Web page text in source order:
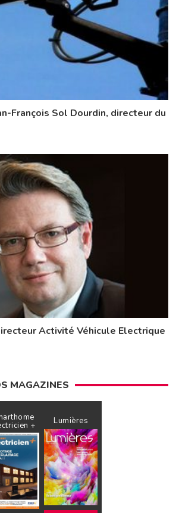
François Sol Dourdin, directeur du
Activité Véhicule Electrique
MAGAZINES
+ Lumières